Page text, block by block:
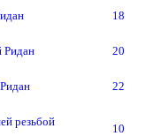
18
Ридан 20
22
резьбой
10